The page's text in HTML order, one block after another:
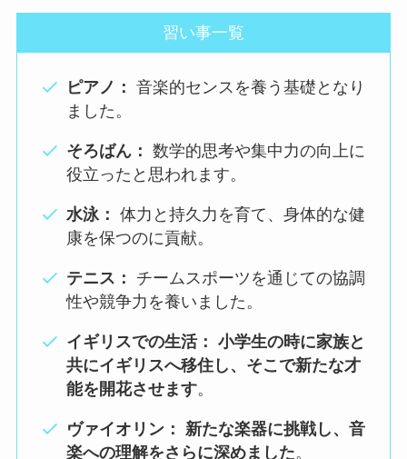
習い事一覧
ピアノ： 音楽的センスを養う基礎となり
ました。
そろばん： 数学的思考や集中力の向上に
役立ったと思われます。
水泳： 体力と持久力を育て、身体的な健
康を保つのに貢献。
テニス： チームスポーツを通じての協調
性や競争力を養いました。
イギリスでの生活： 小学生の時に家族と
共にイギリスへ移住し、そこで新たな才
能を開花させます。
ヴァイオリン： 新たな楽器に挑戦し、音
楽への理解をさらに深めました。